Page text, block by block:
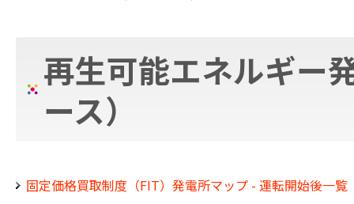
再生可能エネルギー
ース）
固定価格買取制度（FIT）発電所マップ - 運転開始後一覧